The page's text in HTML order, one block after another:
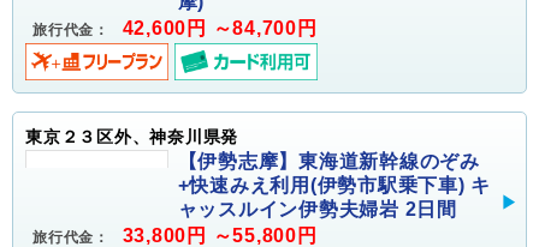
旅行代金： 42,600円 ～84,700円
東京２３区外、神奈川県発
【伊勢志摩】東海道新幹線のぞみ
+快速みえ利用(伊勢市駅乗下車) キ
ャッスルイン伊勢夫婦岩 2日間
旅行代金： 33,800円 ～55,800円